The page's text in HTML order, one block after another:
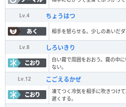
Lv.4 ちょうはつ
相手を怒らせる。少しのあいだ
Lv.8 しろいきり
白い霧で周囲をおおう。霧の中
ない。
Lv.12 こごえるかぜ
凍てつく冷気を相手に吹きつけ
遅くする。